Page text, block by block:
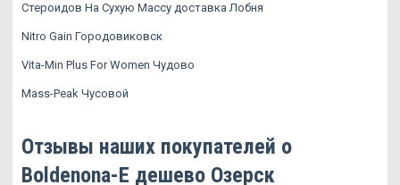
Стероидов На Сухую Массу доставка Лобня
Nitro Gain Городовиковск
Vita-Min Plus For Women Чудово
Mass-Peak Чусовой
Отзывы наших покупателей о
Boldenona-E дешево Озерск